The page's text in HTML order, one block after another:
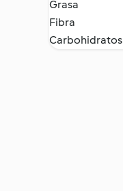
Grasa
Fibra
Carbohidratos